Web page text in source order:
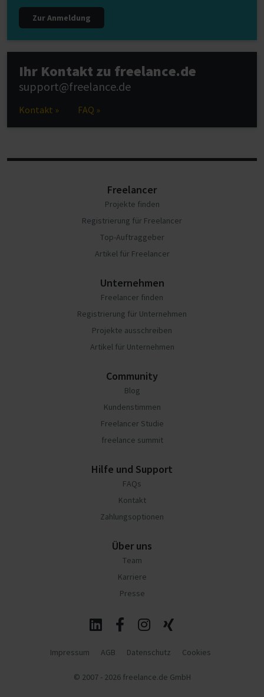
Zur Anmeldung
Ihr Kontakt zu freelance.de
support@freelance.de
Kontakt » FAQ »
Freelancer
Projekte finden
Registrierung für Freelancer
Top-Auftraggeber
Artikel für Freelancer
Unternehmen
Freelancer finden
Registrierung für Unternehmen
Projekte ausschreiben
Artikel für Unternehmen
Community
Blog
Kundenstimmen
Freelancer Studie
freelance summit
Hilfe und Support
FAQs
Kontakt
Zahlungsoptionen
Über uns
Team
Karriere
Presse
Impressum AGB Datenschutz Cookies
© 2007 - 2026 freelance.de GmbH